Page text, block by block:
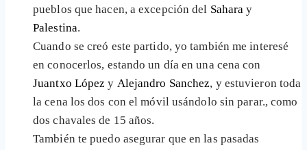
pueblos que hacen, a excepción del Saharay
Palestina.
Cuando se creó este partido, yo también me interesé
en conocerlos, estando un día en una cena con
Juantxo López y Alejandro Sanchez, y estuvieron toda
la cena los dos con el móvil usándolo sin parar., como
dos chavales de 15 años.
También te puedo asegurar que en las pasadas